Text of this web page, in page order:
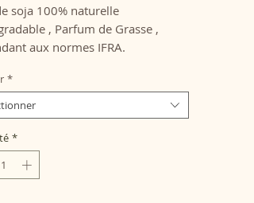
soja 100% naturelle
, Parfum de Grasse ,
aux normes IFRA.
*
*